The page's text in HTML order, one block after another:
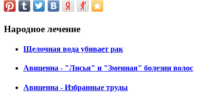
Народное лечение
Щелочная вода убивает рак
Авиценна - "Лисья" и "Змеиная" болезни волос
Авиценна - Избранные труды